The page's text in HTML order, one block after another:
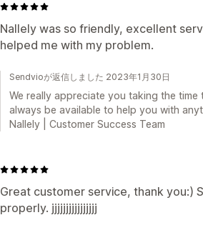
Nallely was so friendly, excellent
helped me with my problem.
Sendvioが返信しました 2023年1月30日
We really appreciate you taking the time
always be available to help you with
Nallely | Customer Success Team
Great customer service, thank you:)
properly. jjjjjjjjjjjjjjjj